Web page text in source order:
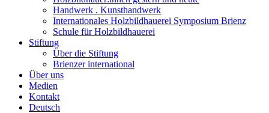
Handwerk . Kunsthandwerk
Internationales Holzbildhauerei Symposium Brienz
Schule für Holzbildhauerei
Stiftung
Über die Stiftung
Brienzer international
Über uns
Medien
Kontakt
Deutsch